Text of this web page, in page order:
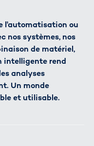
l'automatisation ou
nos systèmes, nos
de matériel,
intelligente rend
analyses
Un monde
et utilisable.